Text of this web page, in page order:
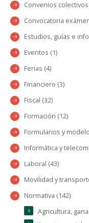
Convenios colectivos
Convocatoria
Estudios, guías e
Eventos (1)
Ferias (4)
Financiero (3)
Fiscal (32)
Formación (12)
Formularios y
Informática y
Laboral (43)
Movilidad y
Normativa (142)
Agricultura,